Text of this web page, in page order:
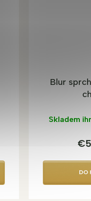
Blur
Skladem
DO